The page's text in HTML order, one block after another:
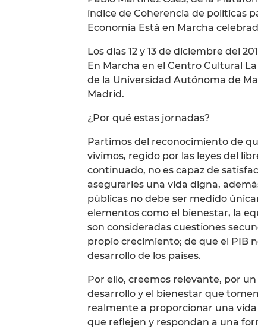
índice de Coherencia de políticas
Economía Está en Marcha
Los días 12 y 13 de diciembre del
En Marcha en el Centro Cultural
de la Universidad Autónoma de
Madrid.
¿Por qué estas jornadas?
Partimos del reconocimiento de
vivimos, regido por las leyes del
continuado, no es capaz de
asegurarles una vida digna,
públicas no debe ser medido
elementos como el bienestar, la
son consideradas cuestiones
propio crecimiento; de que el PIB
desarrollo de los países.
Por ello, creemos relevante, por
desarrollo y el bienestar que
realmente a proporcionar una
que reflejen y respondan a una